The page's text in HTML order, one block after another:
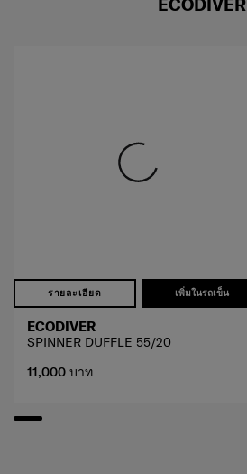
ECODIVER
รายละเอียด เพิ่มในรถเข็น
ECODIVER
SPINNER DUFFLE 55/20
11,000 บาท